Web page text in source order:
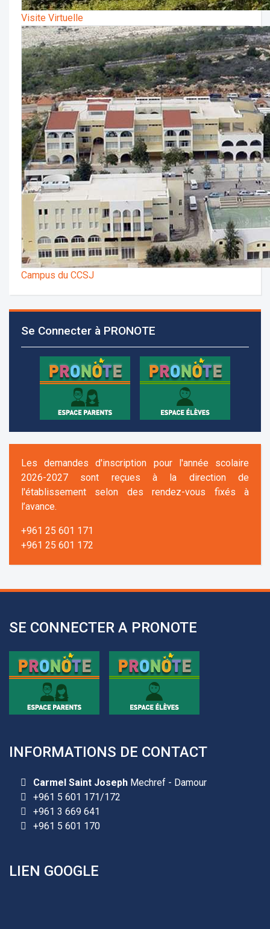
Visite Virtuelle
Campus du CCSJ
Se Connecter à PRONOTE
Les demandes d'inscription pour l'année scolaire
2026-2027 sont reçues à la direction de
l'établissement selon des rendez-vous fixés à
l’avance.
+961 25 601 171
+961 25 601 172
SE CONNECTER A PRONOTE
INFORMATIONS DE CONTACT
Carmel Saint Joseph Mechref - Damour
+961 5 601 171/172
+961 3 669 641
+961 5 601 170
LIEN GOOGLE